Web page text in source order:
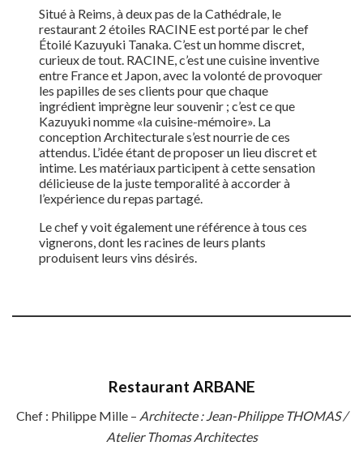
Situé à Reims, à deux pas de la Cathédrale, le
restaurant 2 étoiles RACINE est porté par le chef
Étoilé Kazuyuki Tanaka. C’est un homme discret,
curieux de tout. RACINE, c’est une cuisine inventive
entre France et Japon, avec la volonté de provoquer
les papilles de ses clients pour que chaque
ingrédient imprègne leur souvenir ; c’est ce que
Kazuyuki nomme «la cuisine-mémoire». La
conception Architecturale s’est nourrie de ces
attendus. L’idée étant de proposer un lieu discret et
intime. Les matériaux participent à cette sensation
délicieuse de la juste temporalité à accorder à
l’expérience du repas partagé.
Le chef y voit également une référence à tous ces
vignerons, dont les racines de leurs plants
produisent leurs vins désirés.
Restaurant ARBANE
Chef : Philippe Mille – Architecte : Jean-Philippe THOMAS /
Atelier Thomas Architectes